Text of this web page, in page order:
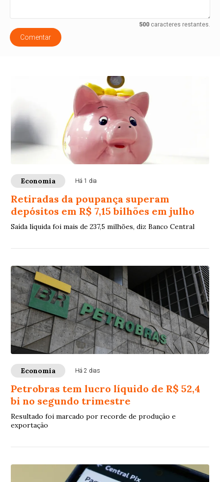
500caracteres restantes.
Comentar
Economia Há 1 dia
Retiradas da poupança superam
depósitos em R$ 7,15 bilhões em julho
Saída líquida foi mais de 237,5 milhões, diz Banco Central
Economia Há 2 dias
Petrobras tem lucro líquido de R$ 52,4
bi no segundo trimestre
Resultado foi marcado por recorde de produção e
exportação